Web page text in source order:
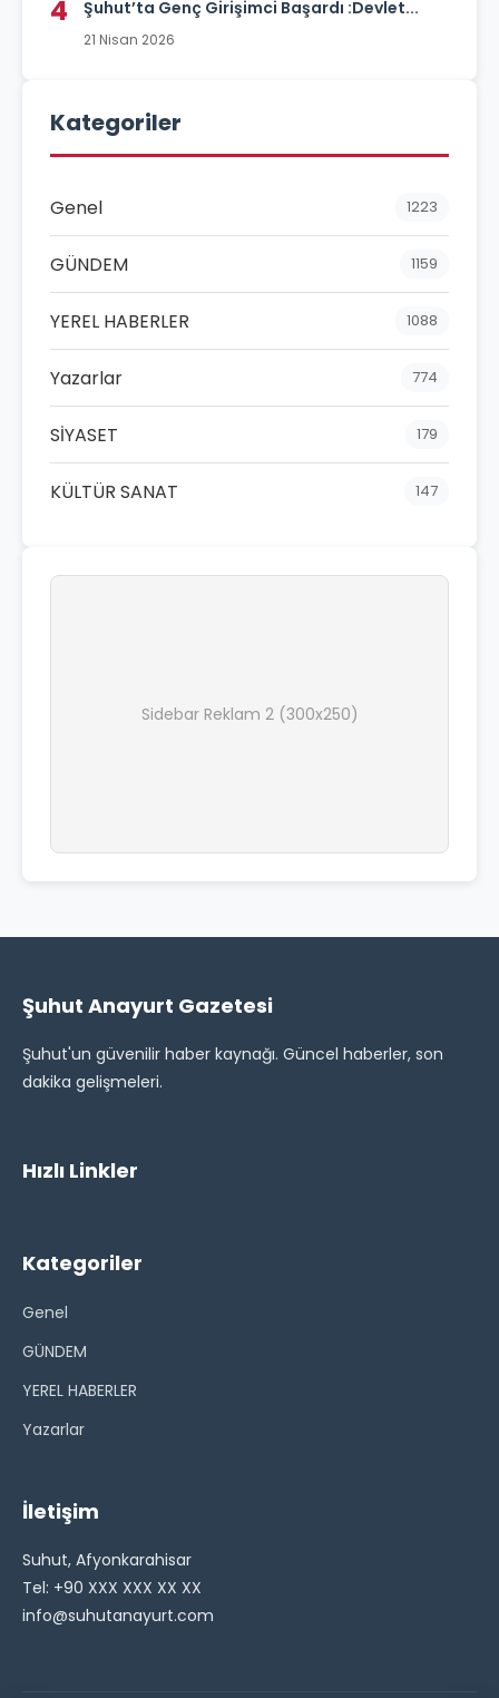
4 Şuhut’ta Genç Girişimci Başardı :Devlet...
21 Nisan 2026
Kategoriler
Genel 1223
GÜNDEM 1159
YEREL HABERLER 1088
Yazarlar 774
SİYASET 179
KÜLTÜR SANAT 147
Sidebar Reklam 2 (300x250)
Şuhut Anayurt Gazetesi
Şuhut'un güvenilir haber kaynağı. Güncel haberler, son
dakika gelişmeleri.
Hızlı Linkler
Kategoriler
Genel
GÜNDEM
YEREL HABERLER
Yazarlar
İletişim
Suhut, Afyonkarahisar
Tel: +90 XXX XXX XX XX
info@suhutanayurt.com